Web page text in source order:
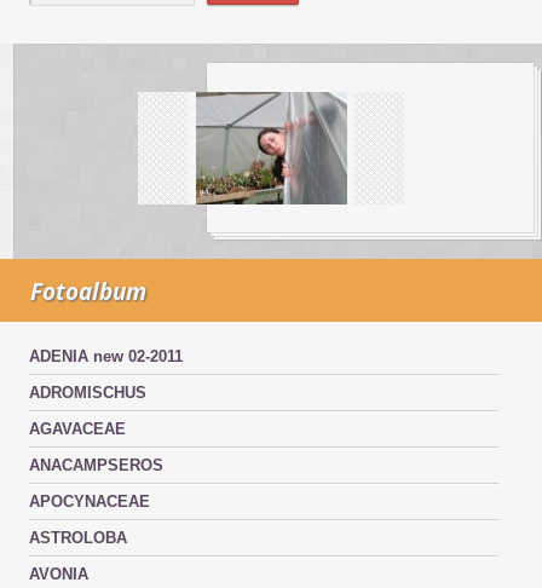
Fotoalbum
ADENIA new 02-2011
ADROMISCHUS
AGAVACEAE
ANACAMPSEROS
APOCYNACEAE
ASTROLOBA
AVONIA